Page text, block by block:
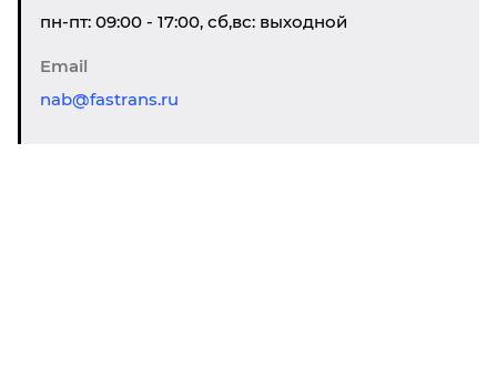
пн-пт: 09:00 - 17:00, сб,вс: выходной
Email
nab@fastrans.ru